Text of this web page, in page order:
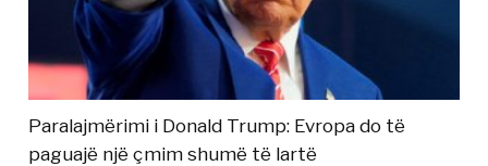
Paralajmërimi i Donald Trump: Evropa do të
paguajë një çmim shumë të lartë